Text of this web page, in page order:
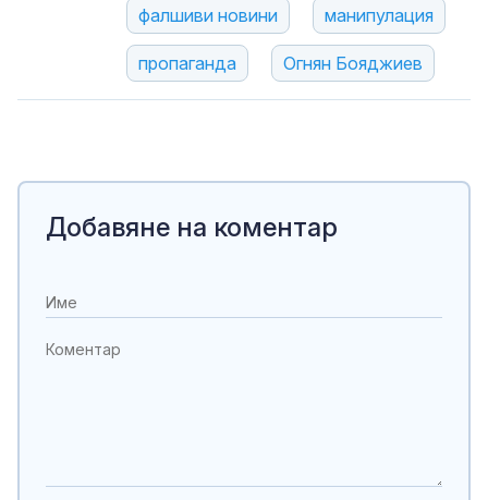
фалшиви новини манипулация
пропаганда Огнян Бояджиев
Добавяне на коментар